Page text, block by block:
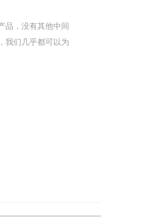
品，没有其他中间
我们几乎都可以为